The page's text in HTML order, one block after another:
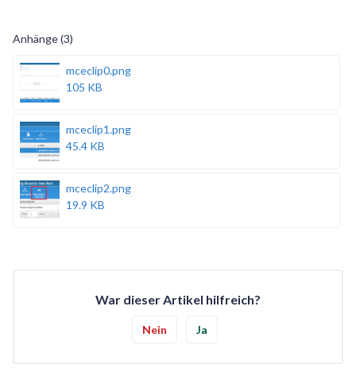
Anhänge (3)
mceclip0.png
105 KB
mceclip1.png
45.4 KB
mceclip2.png
19.9 KB
War dieser Artikel hilfreich?
Nein Ja